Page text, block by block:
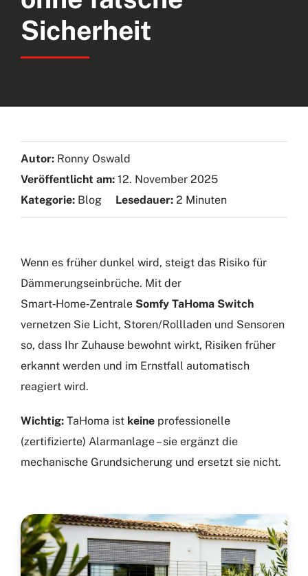
Sicherheit
Autor: Ronny Oswald
Veröffentlicht am:12. November 2025
Kategorie: Blog Lesedauer:2 Minuten
Wenn es früher dunkel wird, steigt das Risiko für
Dämmerungseinbrüche. Mit der
Smart‑Home‑Zentrale Somfy TaHoma Switch
vernetzen Sie Licht, Storen/Rollladen und Sensoren
so, dass Ihr Zuhause bewohnt wirkt, Risiken früher
erkannt werden und im Ernstfall automatisch
reagiert wird.
Wichtig: TaHoma ist keine professionelle
(zertifizierte) Alarmanlage – sie ergänzt die
mechanische Grundsicherung und ersetzt sie nicht.